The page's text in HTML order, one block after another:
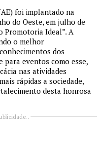
foi implantado na
do Oeste, em julho de
Promotoria Ideal”. A
o melhor
dos
eventos como esse,
nas atividades
rápidas a sociedade,
desta honrosa